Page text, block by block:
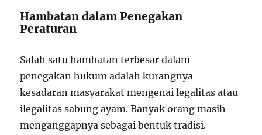
Hambatan dalam Penegakan
Peraturan
Salah satu hambatan terbesar dalam
penegakan hukum adalah kurangnya
kesadaran masyarakat mengenai legalitas atau
ilegalitas sabung ayam. Banyak orang masih
menganggapnya sebagai bentuk tradisi.